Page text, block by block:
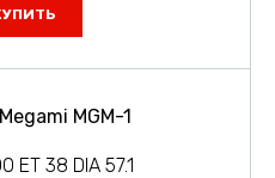
MGM-1
ET 38 DIA 57.1